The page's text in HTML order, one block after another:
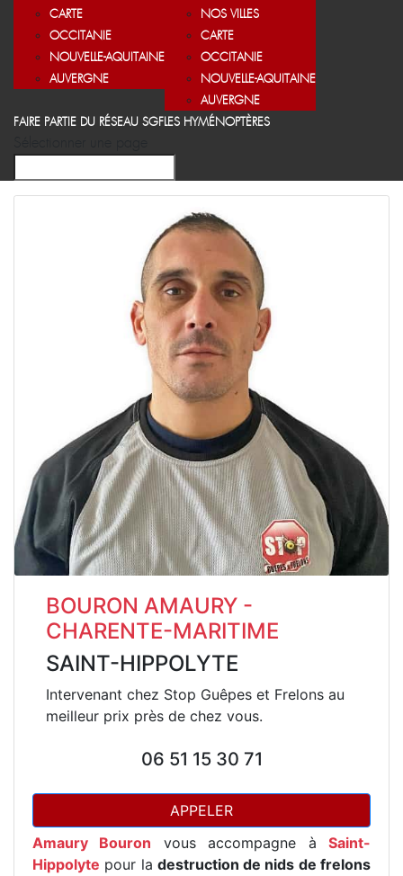
CARTE
OCCITANIE
NOUVELLE-AQUITAINE
AUVERGNE
NOS VILLES
CARTE
OCCITANIE
NOUVELLE-AQUITAINE
AUVERGNE
FAIRE PARTIE DU RÉSEAU SGFLES HYMÉNOPTÈRES
BOURON AMAURY -
CHARENTE-MARITIME
SAINT-HIPPOLYTE
Intervenant chez Stop Guêpes et Frelons au
meilleur prix près de chez vous.
06 51 15 30 71
APPELER
Amaury Bouron vous accompagne àSaint-
Hippolyte pour la destruction de nids de frelons